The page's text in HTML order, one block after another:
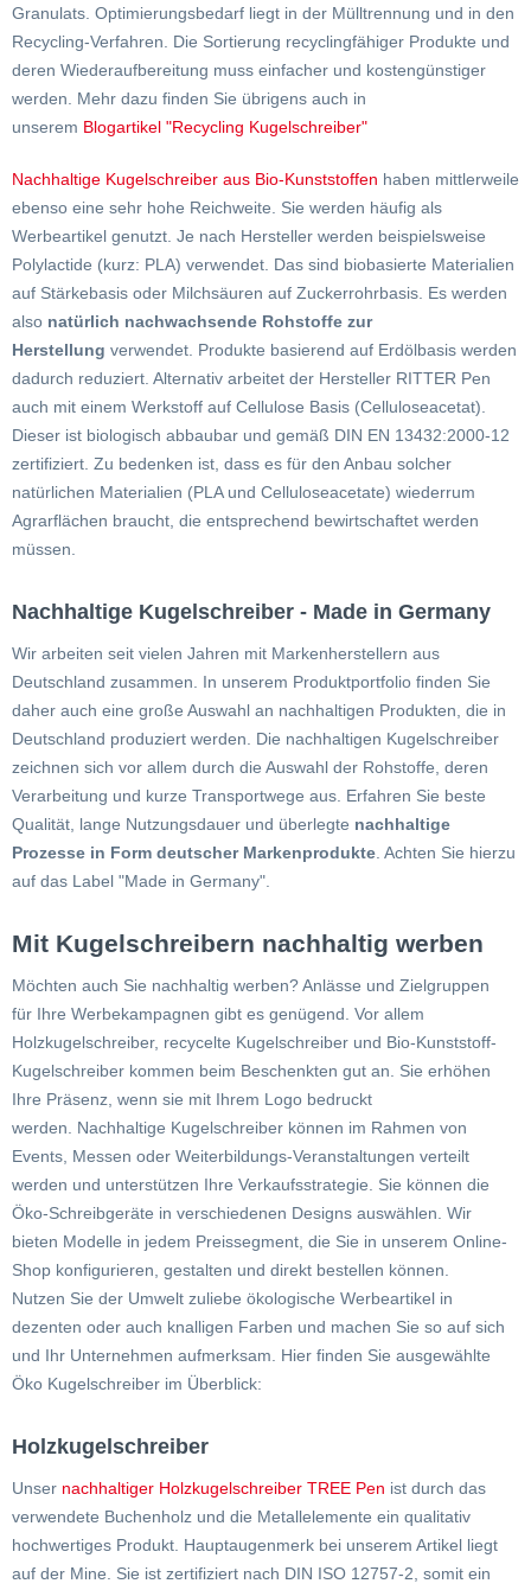
Granulats. Optimierungsbedarf liegt in der Mülltrennung und in den
Recycling-Verfahren. Die Sortierung recyclingfähiger Produkte und
deren Wiederaufbereitung muss einfacher und kostengünstiger
werden. Mehr dazu finden Sie übrigens auch in
unserem Blogartikel "Recycling Kugelschreiber"
Nachhaltige Kugelschreiber aus Bio-Kunststoffen haben mittlerweile
ebenso eine sehr hohe Reichweite. Sie werden häufig als
Werbeartikel genutzt. Je nach Hersteller werden beispielsweise
Polylactide (kurz: PLA) verwendet. Das sind biobasierte Materialien
auf Stärkebasis oder Milchsäuren auf Zuckerrohrbasis. Es werden
also natürlich nachwachsende Rohstoffe zur
Herstellung verwendet. Produkte basierend auf Erdölbasis werden
dadurch reduziert. Alternativ arbeitet der Hersteller RITTER Pen
auch mit einem Werkstoff auf Cellulose Basis (Celluloseacetat).
Dieser ist biologisch abbaubar und gemäß DIN EN 13432:2000-12
zertifiziert. Zu bedenken ist, dass es für den Anbau solcher
natürlichen Materialien (PLA und Celluloseacetate) wiederrum
Agrarflächen braucht, die entsprechend bewirtschaftet werden
müssen.
Nachhaltige Kugelschreiber - Made in Germany
Wir arbeiten seit vielen Jahren mit Markenherstellern aus
Deutschland zusammen. In unserem Produktportfolio finden Sie
daher auch eine große Auswahl an nachhaltigen Produkten, die in
Deutschland produziert werden. Die nachhaltigen Kugelschreiber
zeichnen sich vor allem durch die Auswahl der Rohstoffe, deren
Verarbeitung und kurze Transportwege aus. Erfahren Sie beste
Qualität, lange Nutzungsdauer und überlegte nachhaltige
Prozesse in Form deutscher Markenprodukte . Achten Sie hierzu
auf das Label "Made in Germany".
Mit Kugelschreibern nachhaltig werben
Möchten auch Sie nachhaltig werben? Anlässe und Zielgruppen
für Ihre Werbekampagnen gibt es genügend. Vor allem
Holzkugelschreiber, recycelte Kugelschreiber und Bio-Kunststoff-
Kugelschreiber kommen beim Beschenkten gut an. Sie erhöhen
Ihre Präsenz, wenn sie mit Ihrem Logo bedruckt
werden. Nachhaltige Kugelschreiber können im Rahmen von
Events, Messen oder Weiterbildungs-Veranstaltungen verteilt
werden und unterstützen Ihre Verkaufsstrategie. Sie können die
Öko-Schreibgeräte in verschiedenen Designs auswählen. Wir
bieten Modelle in jedem Preissegment, die Sie in unserem Online-
Shop konfigurieren, gestalten und direkt bestellen können.
Nutzen Sie der Umwelt zuliebe ökologische Werbeartikel in
dezenten oder auch knalligen Farben und machen Sie so auf sich
und Ihr Unternehmen aufmerksam. Hier finden Sie ausgewählte
Öko Kugelschreiber im Überblick:
Holzkugelschreiber
Unser nachhaltiger Holzkugelschreiber TREE Pen ist durch das
verwendete Buchenholz und die Metallelemente ein qualitativ
hochwertiges Produkt. Hauptaugenmerk bei unserem Artikel liegt
auf der Mine. Sie ist zertifiziert nach DIN ISO 12757-2, somit ein